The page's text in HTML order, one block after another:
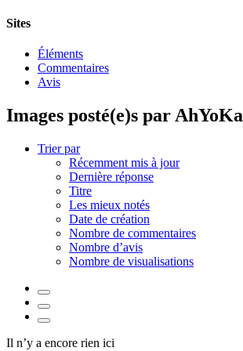
Sites
Éléments
Commentaires
Avis
Images posté(e)s par AhYoKa
Trier par
Récemment mis à jour
Dernière réponse
Titre
Les mieux notés
Date de création
Nombre de commentaires
Nombre d’avis
Nombre de visualisations
Il n’y a encore rien ici